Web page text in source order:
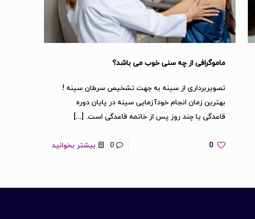
ماموگرافی از چه سنی خوب می باشد؟
تصویربرداری از سینه به جهت تشخیص سرطان سینه !
بهترین زمان انجام خودآزمایی سینه در پایان دوره
قاعدگی یا چند روز پس از خاتمه قاعدگی است. […]
0
0 بیشتر بخوانید